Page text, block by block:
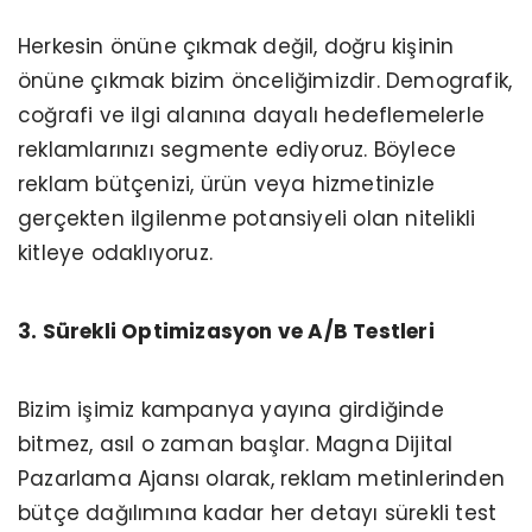
Herkesin önüne çıkmak değil, doğru kişinin
önüne çıkmak bizim önceliğimizdir. Demografik,
coğrafi ve ilgi alanına dayalı hedeflemelerle
reklamlarınızı segmente ediyoruz. Böylece
reklam bütçenizi, ürün veya hizmetinizle
gerçekten ilgilenme potansiyeli olan nitelikli
kitleye odaklıyoruz.
3. Sürekli Optimizasyon ve A/B Testleri
Bizim işimiz kampanya yayına girdiğinde
bitmez, asıl o zaman başlar. Magna Dijital
Pazarlama Ajansı olarak, reklam metinlerinden
bütçe dağılımına kadar her detayı sürekli test